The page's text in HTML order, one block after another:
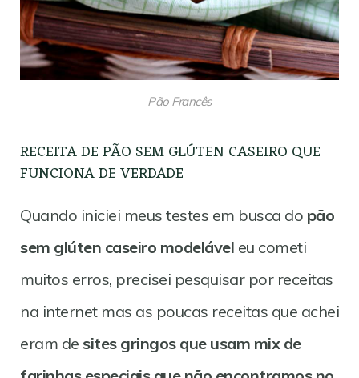
Pão Francês
RECEITA DE PÃO SEM GLÚTEN CASEIRO QUE
FUNCIONA DE VERDADE
Quando iniciei meus testes em busca do pão
sem glúten caseiro modelável eu cometi
muitos erros, precisei pesquisar por receitas
na internet mas as poucas receitas que achei
eram de sites gringos que usam mix de